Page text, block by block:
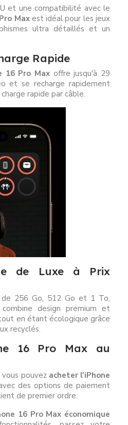
et une compatibilité avec le
Maxest idéal pour les jeux
ultra détaillés et un
Rapide
16 Pro Max offre jusqu'à 29
et se recharge rapidement
rapide par câble.
de Luxe à Prix
de 256 Go, 512 Go et 1 To,
combine design premium et
en étant écologique grâce
recyclés.
16 Pro Max au
vous pouvez acheter l'iPhone
des options de paiement
de premier ordre.
16 Pro Max économique